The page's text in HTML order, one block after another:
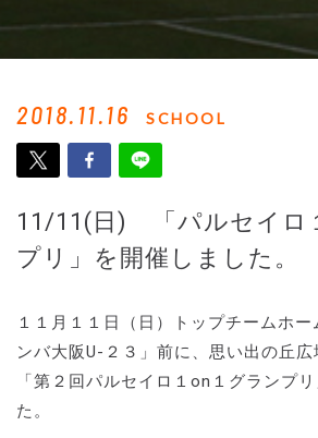
2018.11.16 SCHOOL
11/11(日) 「パルセイロ
プリ」を開催しました。
１１月１１日（日）トップチームホ
ンバ大阪U-２３」前に、思い出の丘広
「第２回パルセイロ１on１グランプ
た。